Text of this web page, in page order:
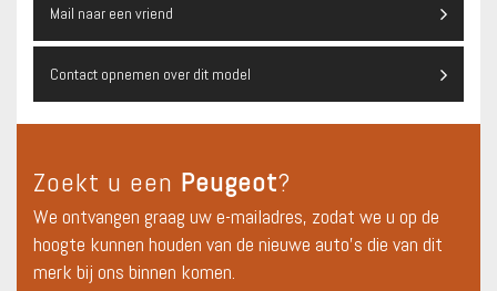
Mail naar een vriend
Contact opnemen over dit model
Zoekt u een Peugeot?
We ontvangen graag uw e-mailadres, zodat we u op de
hoogte kunnen houden van de nieuwe auto's die van dit
merk bij ons binnen komen.